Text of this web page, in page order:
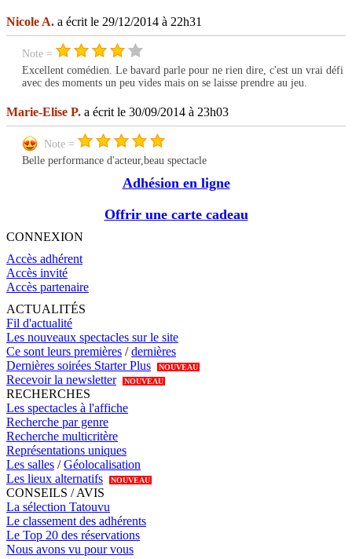
Nicole A. a écrit le 29/12/2014 à 22h31
Note =
Excellent comédien. Le bavard parle pour ne rien dire, c'est un vrai défi
avec des moments un peu vides mais on se laisse prendre au jeu.
Marie-Elise P. a écrit le 30/09/2014 à 23h03
Note =
Belle performance d'acteur,beau spectacle
Adhésion en ligne
Offrir une carte cadeau
CONNEXION
Accès adhérent
Accès invité
Accès partenaire
ACTUALITÉS
Fil d'actualité
Les nouveaux spectacles sur le site
Ce sont leurs premières /dernières
Dernières soirées Starter Plus
NOUVEAU
Recevoir la newsletter NOUVEAU
RECHERCHES
Les spectacles à l'affiche
Recherche par genre
Recherche multicritère
Représentations uniques
Les salles /Géolocalisation
Les lieux alternatifs
NOUVEAU
CONSEILS / AVIS
La sélection Tatouvu
Le classement des adhérents
Le Top 20 des réservations
Nous avons vu pour vous